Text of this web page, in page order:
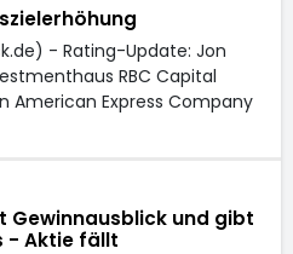
- Rating-Update: Jon
RBC Capital
American Express Company
Gewinnausblick und gibt
- Aktie fällt